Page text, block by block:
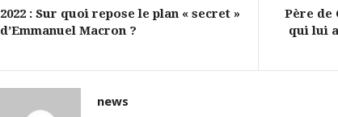
2022 : Sur quoi repose le plan « secret »
d’Emmanuel Macron ?
Père de
qui lui
news